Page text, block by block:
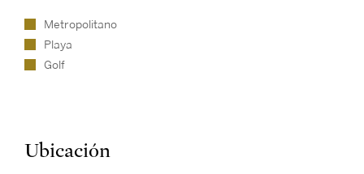
Metropolitano
Playa
Golf
Ubicación